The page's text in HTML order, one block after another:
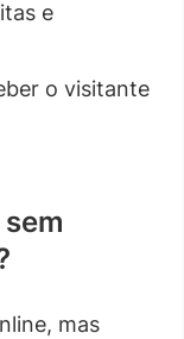
e
o visitante
mas